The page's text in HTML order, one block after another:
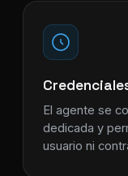
El agente se
dedicada y
usuario ni